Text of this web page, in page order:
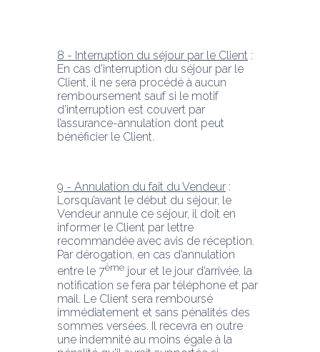
8 - Interruption du séjour par le Client :
En cas d'interruption du séjour par le
Client, il ne sera procédé à aucun
remboursement sauf si le motif
d’interruption est couvert par
l’assurance-annulation dont peut
bénéficier le Client.
9 - Annulation du fait du Vendeur :
Lorsqu’avant le début du séjour, le
Vendeur annule ce séjour, il doit en
informer le Client par lettre
recommandée avec avis de réception.
Par dérogation, en cas d’annulation
entre le 7ème jour et le jour d’arrivée, la
notification se fera par téléphone et par
mail. Le Client sera remboursé
immédiatement et sans pénalités des
sommes versées. Il recevra en outre
une indemnité au moins égale à la